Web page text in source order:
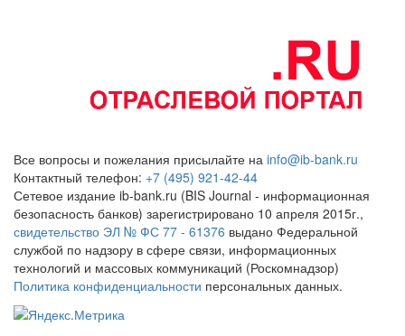
Все вопросы и пожелания присылайте на info@ib-bank.ru
Контактный телефон: +7 (495) 921-42-44
Сетевое издание ib-bank.ru (BIS Journal - информационная
безопасность банков) зарегистрировано 10 апреля 2015г.,
свидетельство ЭЛ № ФС 77 - 61376 выдано Федеральной
службой по надзору в сфере связи, информационных
технологий и массовых коммуникаций (Роскомнадзор)
Политика конфиденциальности персональных данных.